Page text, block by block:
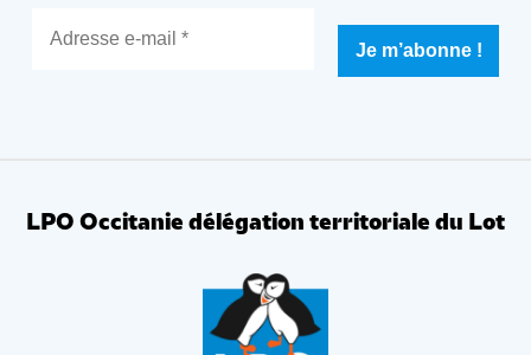
LPO Occitanie délégation territoriale du Lot